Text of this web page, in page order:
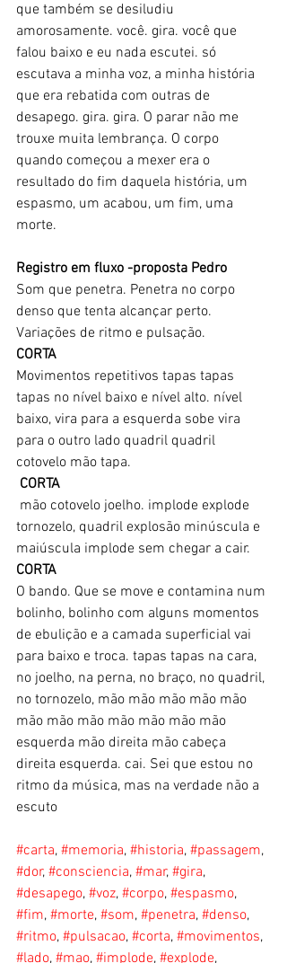
que também se desiludiu
amorosamente. você. gira. você que
falou baixo e eu nada escutei. só
escutava a minha voz, a minha história
que era rebatida com outras de
desapego. gira. gira. O parar não me
trouxe muita lembrança. O corpo
quando começou a mexer era o
resultado do fim daquela história, um
espasmo, um acabou, um fim, uma
morte.
Registro em fluxo -proposta Pedro
Som que penetra. Penetra no corpo
denso que tenta alcançar perto.
Variações de ritmo e pulsação.
CORTA
Movimentos repetitivos tapas tapas
tapas no nível baixo e nível alto. nível
baixo, vira para a esquerda sobe vira
para o outro lado quadril quadril
cotovelo mão tapa.
CORTA
tornozelo, quadril explosão minúscula e
maiúscula implode sem chegar a cair.
CORTA
O bando. Que se move e contamina num
bolinho, bolinho com alguns momentos
de ebulição e a camada superficial vai
para baixo e troca. tapas tapas na cara,
no joelho, na perna, no braço, no quadril,
no tornozelo, mão mão mão mão mão
mão mão mão mão mão mão mão
esquerda mão direita mão cabeça
direita esquerda. cai. Sei que estou no
ritmo da música, mas na verdade não a
escuto
#carta, #memoria, #historia, #passagem,
#dor, #consciencia, #mar, #gira,
#desapego, #voz, #corpo, #espasmo,
#fim, #morte, #som, #penetra, #denso,
#ritmo, #pulsacao, #corta, #movimentos,
#lado, #mao, #implode, #explode,